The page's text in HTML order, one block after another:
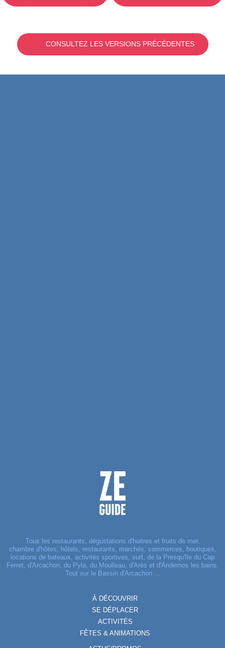
CONSULTEZ LES VERSIONS PRÉCÉDENTES
Tous les restaurants, dégustations d'huitres et fruits de mer,
chambre d'hôtes, hôtels, restaurants, marchés, commerces, boutiques,
locations de bateaux, activités sportives, surf, de la Presqu'île du Cap
Ferret, d'Arcachon, du Pyla, du Moulleau, d'Arès et d'Andernos les bains.
Tout sur le Bassin d'Arcachon ...
À DÉCOUVRIR
SE DÉPLACER
ACTIVITÉS
FÊTES & ANIMATIONS